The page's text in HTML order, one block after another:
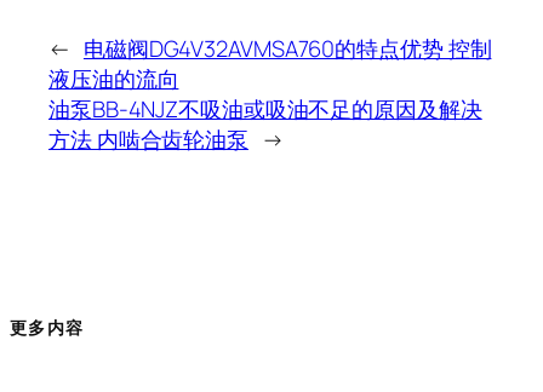
← 电磁阀DG4V32AVMSA760的特点优势 控制
液压油的流向
油泵BB-4NJZ不吸油或吸油不足的原因及解决
方法 内啮合齿轮油泵 →
更多内容